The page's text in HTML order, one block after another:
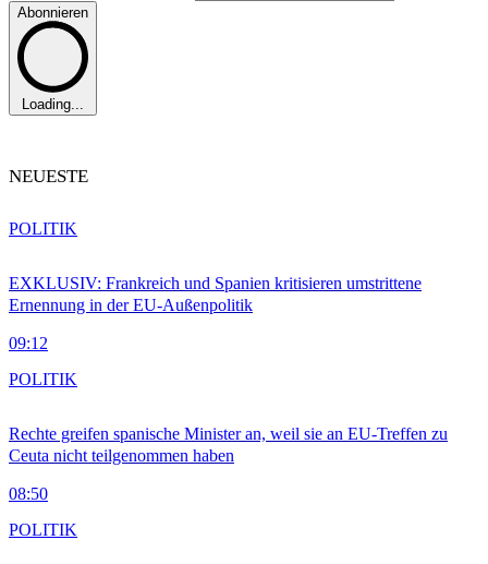
Abonnieren
Loading...
NEUESTE
EXKLUSIV: Frankreich und Spanien kritisieren umstrittene
Ernennung in der EU-Außenpolitik
09:12
POLITIK
Rechte greifen spanische Minister an, weil sie an EU-Treffen zu
Ceuta nicht teilgenommen haben
08:50
POLITIK
POLITIK